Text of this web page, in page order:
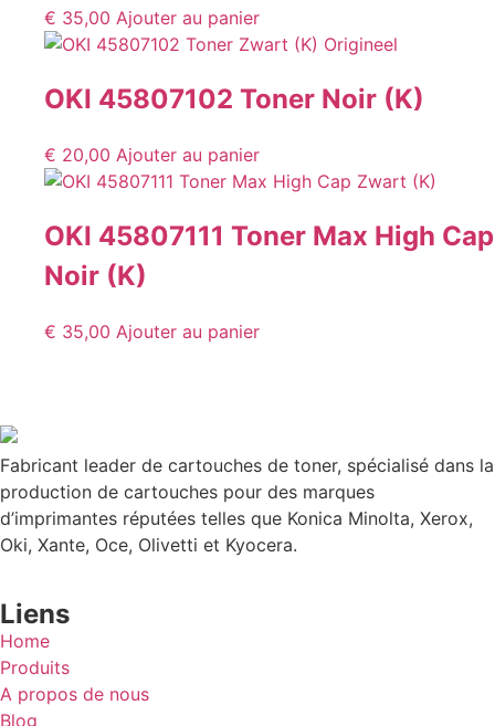
€ 35,00 Ajouter au panier
OKI 45807102 Toner Noir (K)
€ 20,00 Ajouter au panier
OKI 45807111 Toner Max High Cap
Noir (K)
€ 35,00 Ajouter au panier
Fabricant leader de cartouches de toner, spécialisé dans la
production de cartouches pour des marques
d’imprimantes réputées telles que Konica Minolta, Xerox,
Oki, Xante, Oce, Olivetti et Kyocera.
Liens
Home
Produits
A propos de nous
Blog